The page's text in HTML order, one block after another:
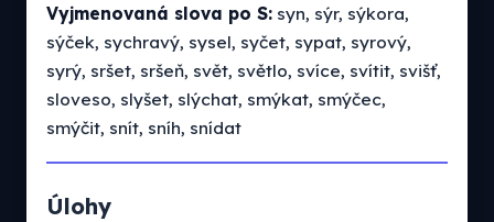
Vyjmenovaná slova po S: syn, sýr, sýkora,
sýček, sychravý, sysel, syčet, sypat, syrový,
syrý, sršet, sršeň, svět, světlo, svíce, svítit, svišť,
sloveso, slyšet, slýchat, smýkat, smýčec,
smýčit, snít, sníh, snídat
Úlohy